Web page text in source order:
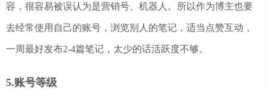
容，很容易被误认为是营销号、机器人。所以作为博主也要
去经常使用自己的账号，浏览别人的笔记，适当点赞互动，
一周最好发布2-4篇笔记，太少的话活跃度不够。
5.账号等级